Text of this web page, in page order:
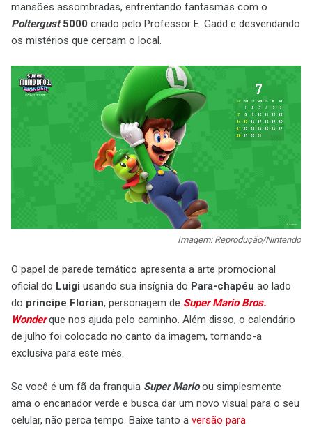
mansões assombradas, enfrentando fantasmas com o
Poltergust5000 criado pelo Professor E. Gadd e desvendando
os mistérios que cercam o local.
Imagem: Reprodução/Nintendo
O papel de parede temático apresenta a arte promocional
oficial do Luigi usando sua insígnia do Para-chapéu ao lado
do príncipe Florian, personagem de Super Mario Bros.
Wonderque nos ajuda pelo caminho. Além disso, o calendário
de julho foi colocado no canto da imagem, tornando-a
exclusiva para este mês.
Se você é um fã da franquia Super Marioou simplesmente
ama o encanador verde e busca dar um novo visual para o seu
celular, não perca tempo. Baixe tanto a versão para